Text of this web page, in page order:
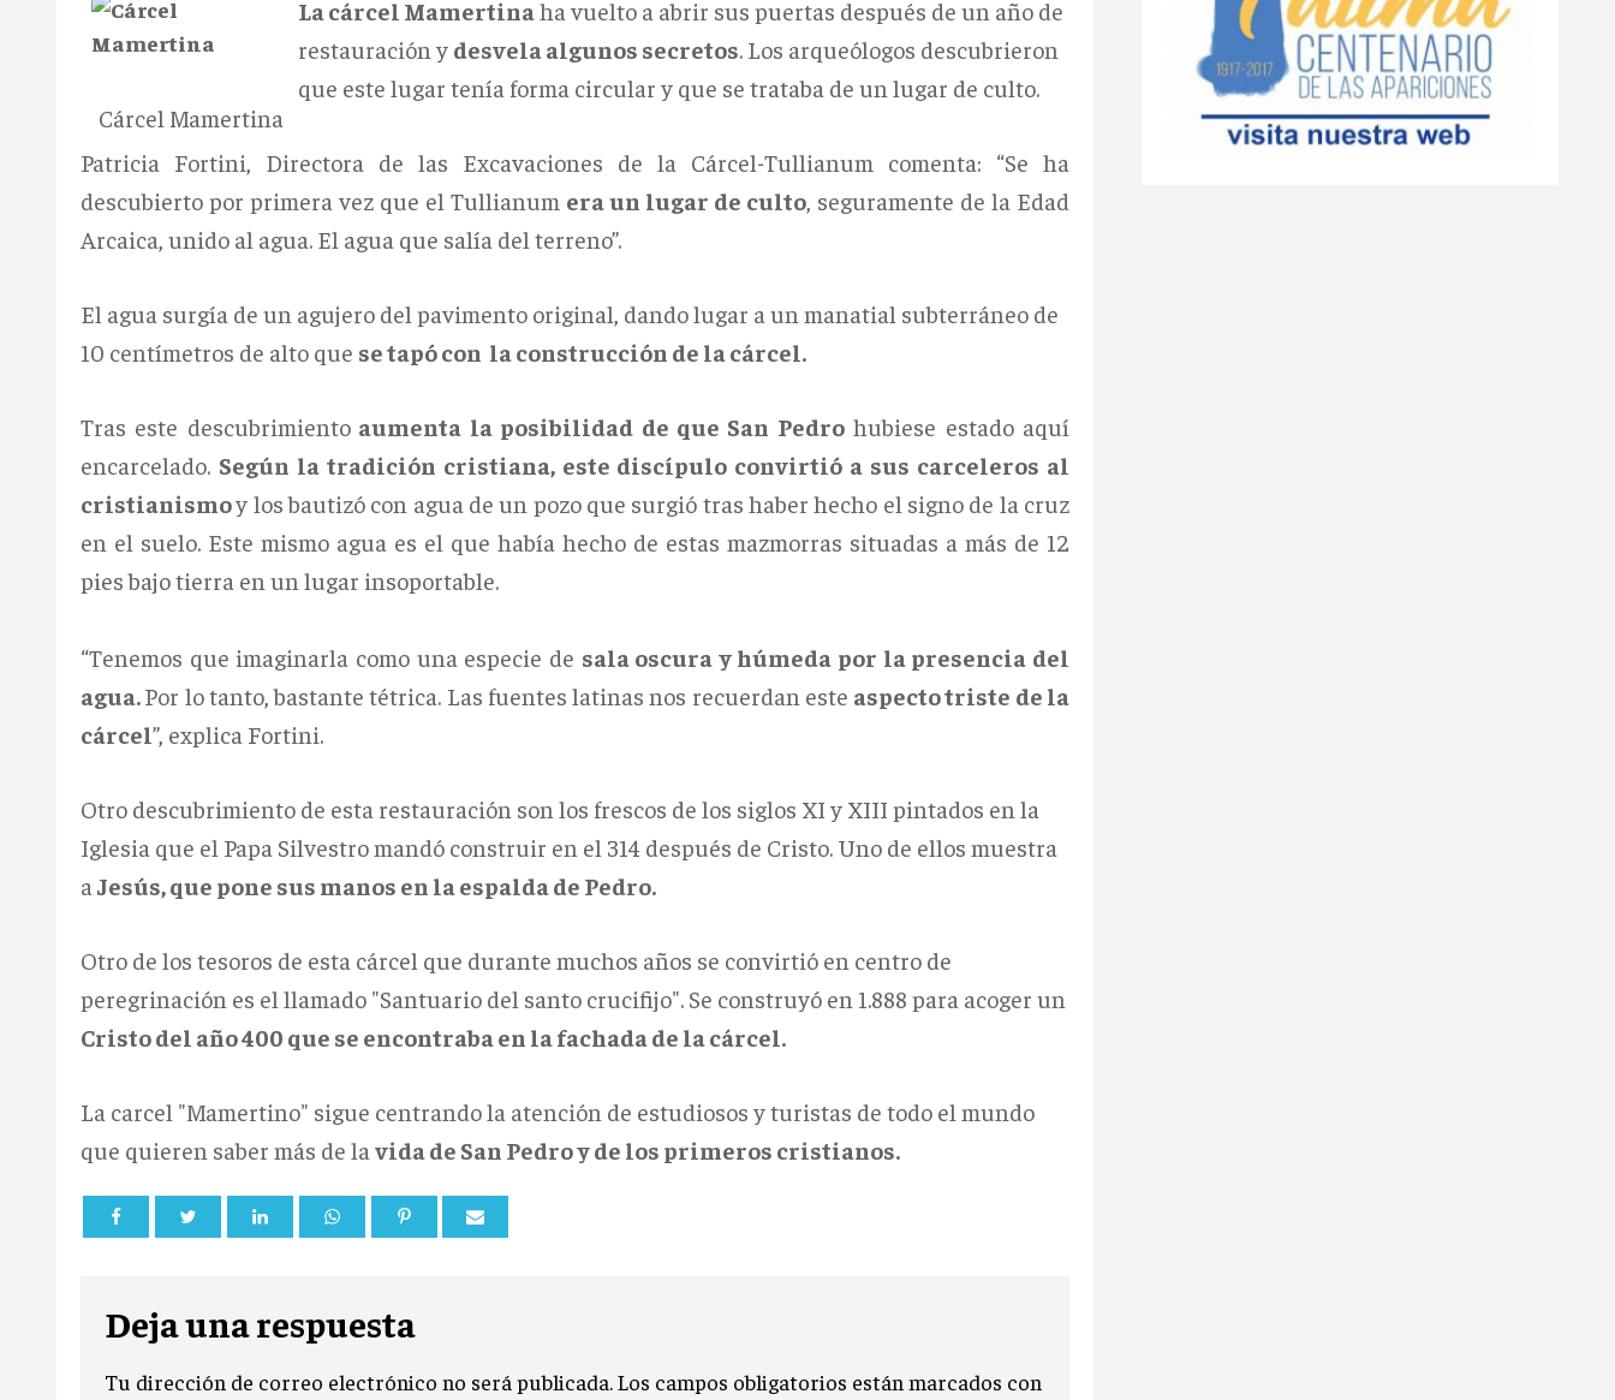
Cárcel Mamertina
La cárcel Mamertina ha vuelto a abrir sus puertas después de un año de
restauración y desvela algunos secretos. Los arqueólogos descubrieron
que este lugar tenía forma circular y que se trataba de un lugar de culto.
Patricia Fortini, Directora de las Excavaciones de la Cárcel-Tullianum comenta: “Se ha
descubierto por primera vez que el Tullianum era un lugar de culto , seguramente de la Edad
Arcaica, unido al agua. El agua que salía del terreno”.
El agua surgía de un agujero del pavimento original, dando lugar a un manatial subterráneo de
10 centímetros de alto que se tapó con la construcción de la cárcel.
Tras este descubrimientoaumenta la posibilidad de que San Pedrohubiese estado aquí
encarcelado. Según la tradición cristiana, este discípulo convirtió a sus carceleros al
cristianismoy los bautizó con agua de un pozo que surgió tras haber hecho el signo de la cruz
en el suelo. Este mismo agua es el que había hecho de estas mazmorras situadas a más de 12
pies bajo tierra en un lugar insoportable.
“Tenemos que imaginarla como una especie de sala oscura y húmeda por la presencia del
agua.Por lo tanto, bastante tétrica. Las fuentes latinas nos recuerdan este aspecto triste de la
cárcel”, explica Fortini.
Otro descubrimiento de esta restauración son los frescos de los siglos XI y XIII pintados en la
Iglesia que el Papa Silvestro mandó construir en el 314 después de Cristo. Uno de ellos muestra
a Jesús, que pone sus manos en la espalda de Pedro.
Otro de los tesoros de esta cárcel que durante muchos años se convirtió en centro de
peregrinación es el llamado "Santuario del santo crucifijo". Se construyó en 1.888 para acoger un
Cristo del año 400 que se encontraba en la fachada de la cárcel.
La carcel "Mamertino" sigue centrando la atención de estudiosos y turistas de todo el mundo
que quieren saber más de la vida de San Pedro y de los primeros cristianos.
Deja una respuesta
Tu dirección de correo electrónico no será publicada.Los campos obligatorios están marcados con